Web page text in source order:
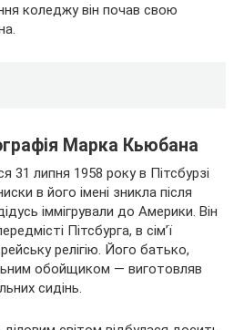
коледжу він почав свою
Марка Кьюбана
липня 1958 року в Пітсбурзі
в його імені зникла після
іммігрували до Америки. Він
Пітсбурга, в сім’ї
релігію. Його батько,
обойщиком — виготовляв
сидінь.